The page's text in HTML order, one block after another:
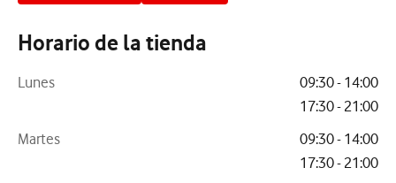
Horario de la tienda
Lunes
09:30 - 14:00
17:30 - 21:00
Martes
09:30 - 14:00
17:30 - 21:00